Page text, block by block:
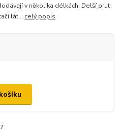
v několika délkách. Delší prut
lát... celý popis